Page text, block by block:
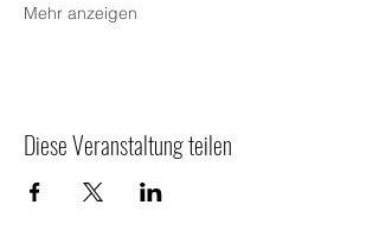
Mehr anzeigen
Diese Veranstaltung teilen